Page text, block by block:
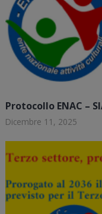
Protocollo ENAC –
Dicembre 11, 2025